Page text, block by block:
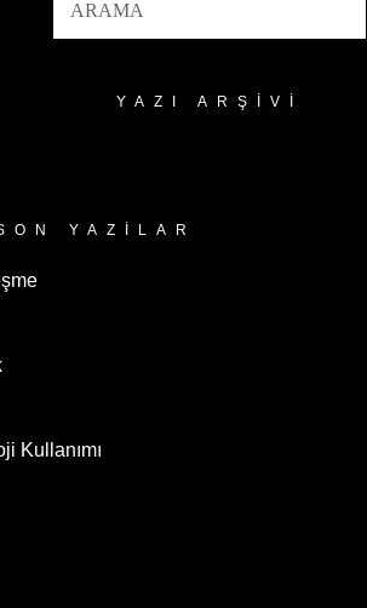
YAZI ARŞIVI
YAZILAR
Kullanımı